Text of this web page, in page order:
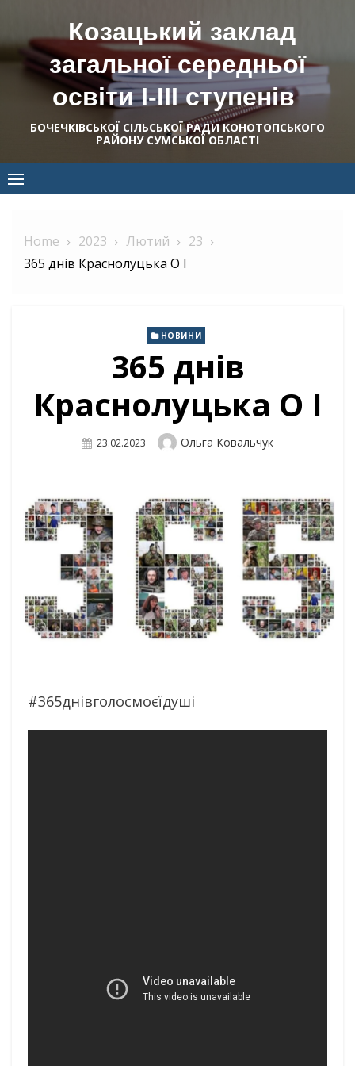
content
Козацький заклад
загальної середньої
освіти І-ІІІ ступенів
БОЧЕЧКІВСЬКОЇ СІЛЬСЬКОЇ РАДИ КОНОТОПСЬКОГО
РАЙОНУ СУМСЬКОЇ ОБЛАСТІ
Home 2023 Лютий
23
365 днів Краснолуцька О І
НОВИНИ
365 днів
Краснолуцька О І
Posted
23.02.2023 Author
Ольга Ковальчук
#365днівголосмоєїдуші